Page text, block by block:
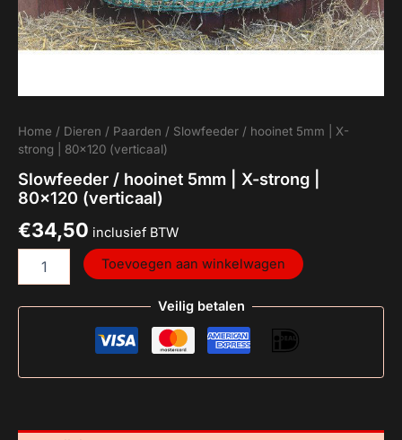
Home / Dieren / Paarden / Slowfeeder / hooinet 5mm | X-
strong | 80×120 (verticaal)
Slowfeeder / hooinet 5mm | X-strong |
80×120 (verticaal)
€34,50 inclusief BTW
Toevoegen aan winkelwagen
Veilig betalen